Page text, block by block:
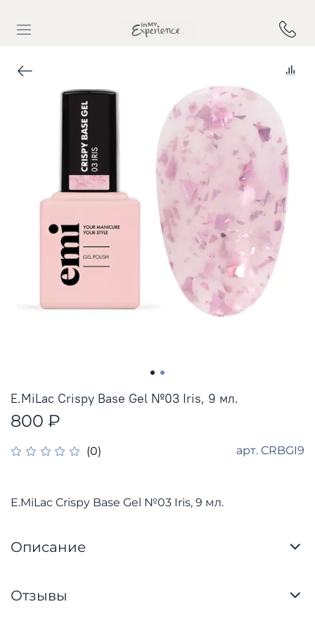
(0) арт. CRBGI9
E.MiLac Crispy Base Gel №03 Iris, 9 мл.
800 ₽
E.MiLac Crispy Base Gel №03 Iris, 9 мл.
Описание
Отзывы